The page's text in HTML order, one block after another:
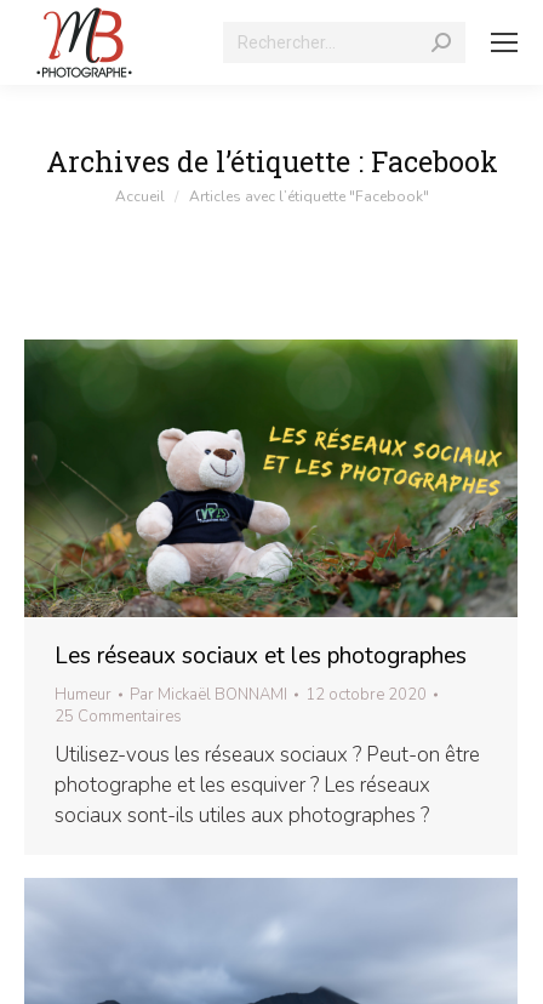
Recherche
Archives de l’étiquette : Facebook
Vous êtes ici :
Accueil Articles avec l’étiquette "Facebook"
Les réseaux sociaux et les photographes
Humeur Par Mickaël BONNAMI
12 octobre 2020
25 Commentaires
Utilisez-vous les réseaux sociaux ? Peut-on être
photographe et les esquiver ? Les réseaux
sociaux sont-ils utiles aux photographes ?